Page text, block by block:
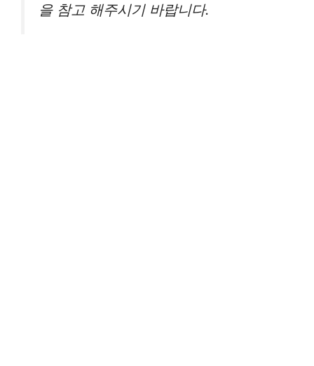
을 참고 해주시기 바랍니다.